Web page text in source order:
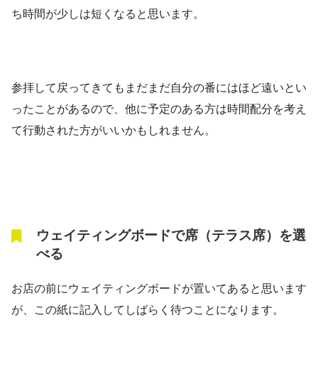
ち時間が少しは短くなると思います。
参拝して戻ってきてもまだまだ自分の番にはほど遠いとい
ったことがあるので、他に予定のある方は時間配分を考え
て行動された方がいいかもしれません。
ウェイティングボードで席（テラス席）を選
べる
お店の前にウェイティングボードが置いてあると思います
が、この紙に記入してしばらく待つことになります。